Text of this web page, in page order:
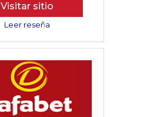
Visitar sitio
Leer reseña